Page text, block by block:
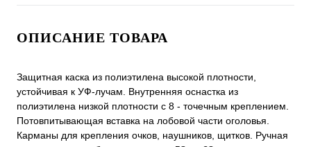
ОПИСАНИЕ ТОВАРА
Защитная каска из полиэтилена высокой плотности,
устойчивая к УФ-лучам. Внутренняя оснастка из
полиэтилена низкой плотности с 8 - точечным креплением.
Потовпитывающая вставка на лобовой части оголовья.
Карманы для крепления очков, наушников, щитков. Ручная